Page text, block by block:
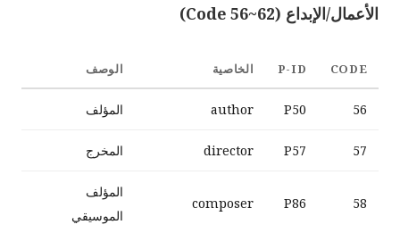
الأعمال/الإبداع (Code 56~62)
CODE
P-ID الخاصية الوصف
56
P50
author المؤلف
57
P57
director المخرج
58
P86
composer
المؤلف
الموسيقي